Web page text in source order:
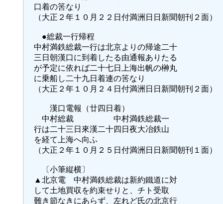
口着の筈なり
（大正２年１０月２２日付満洲日日新聞朝刊２面）
●総裁一行帰程
中村満鉄総裁一行は北京よりの帰途二十
三日朝漢口に到着したる由通報ありたる
が予定に依れば二十七日上海出帆の榊丸
に乗船し二十九日着連の筈なり
（大正２年１０月２４日付満洲日日新聞朝刊２面）
漢口電報（廿四日着）
中村総裁 中村満鉄総裁一
行は二十三日來漢二十四日夜大冶鉄山
を経て上海へ向ふ
（大正２年１０月２５日付満洲日日新聞朝刊１面）
〔小筆縦横〕
▲北京電 中村満鉄総裁は新約鐵道に対
して土地買収を約束せりと、チト受取
難き節なきにあらず、左れど氏の北京行